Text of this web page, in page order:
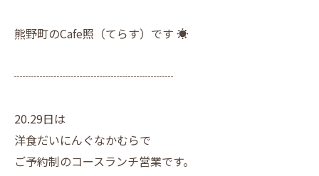
熊野町のCafe照（てらす）です ☀︎
┈┈┈┈┈┈┈┈┈┈┈┈┈┈
20.29日は
洋食だいにんぐなかむらで
ご予約制のコースランチ営業です。